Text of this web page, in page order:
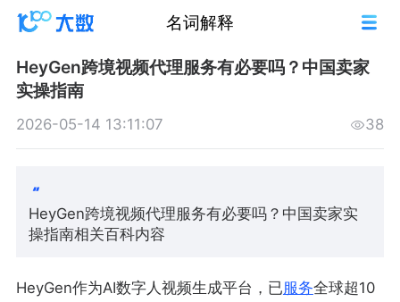
名词解释
HeyGen跨境视频代理服务有必要吗？中国卖家
实操指南
2026-05-14 13:11:07 38
HeyGen跨境视频代理服务有必要吗？中国卖家实
操指南相关百科内容
HeyGen作为AI数字人视频生成平台，已服务全球超10